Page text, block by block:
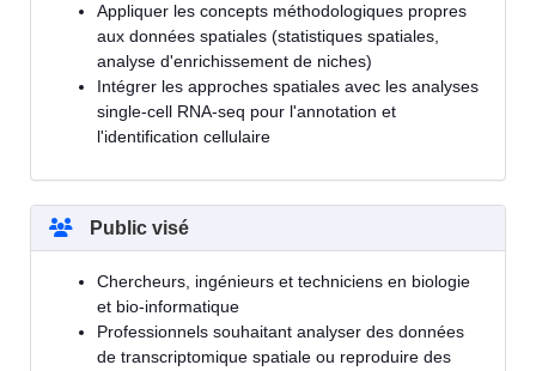
Appliquer les concepts méthodologiques propres
aux données spatiales (statistiques spatiales,
analyse d'enrichissement de niches)
Intégrer les approches spatiales avec les analyses
single-cell RNA-seq pour l'annotation et
l'identification cellulaire
Public visé
Chercheurs, ingénieurs et techniciens en biologie
et bio-informatique
Professionnels souhaitant analyser des données
de transcriptomique spatiale ou reproduire des